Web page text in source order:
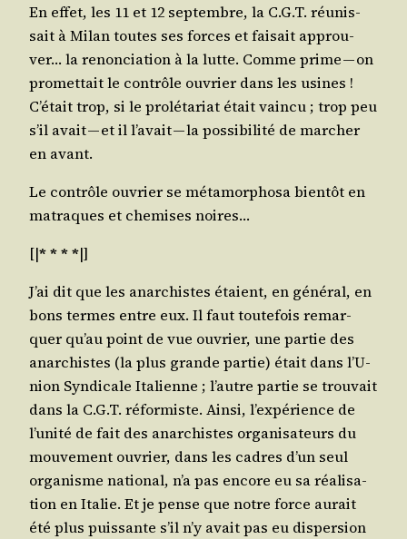
En effet, les 11 et 12 sep­tembre, la C.G.T. réunis­
sait à Milan toutes ses forces et fai­sait approu­
ver… la renon­cia­tion à la lutte. Comme prime — on
pro­met­tait le contrôle ouvrier dans les usines !
C’é­tait trop, si le pro­lé­ta­riat était vain­cu ; trop peu
s’il avait — et il l’a­vait — la pos­si­bi­li­té de mar­cher
en avant.
Le contrôle ouvrier se méta­mor­pho­sa bien­tôt en
matraques et che­mises noires…
[|* * * *|]
J’ai dit que les anar­chistes étaient, en géné­ral, en
bons termes entre eux. Il faut tou­te­fois remar­
quer qu’au point de vue ouvrier, une par­tie des
anar­chistes (la plus grande par­tie) était dans l’U­
nion Syn­di­cale Ita­lienne ; l’autre par­tie se trou­vait
dans la C.G.T. réfor­miste. Ain­si, l’ex­pé­rience de
l’u­ni­té de fait des anar­chistes orga­ni­sa­teurs du
mou­ve­ment ouvrier, dans les cadres d’un seul
orga­nisme natio­nal, n’a pas encore eu sa réa­li­sa­
tion en Ita­lie. Et je pense que notre force aurait
été plus puis­sante s’il n’y avait pas eu dis­per­sion